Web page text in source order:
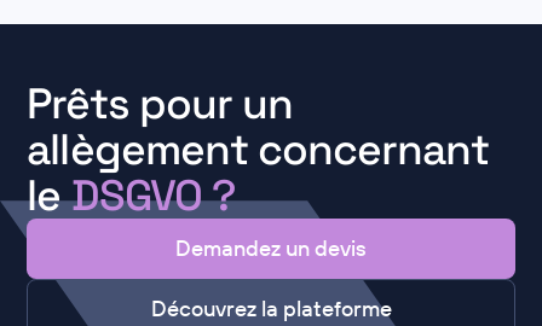
Prêts pour un
allègement concernant
leDSGVO?
Demandez un devis
Découvrez la plateforme